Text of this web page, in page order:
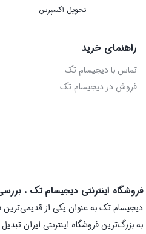
تحویل اکسپرس
راهنمای خرید
تماس با دیجیسام تک
فروش در دیجیسام تک
فروشگاه اینترنتی دیجیسام تک ،
به بزرگ‌ترین فروشگاه اینترنتی ایران